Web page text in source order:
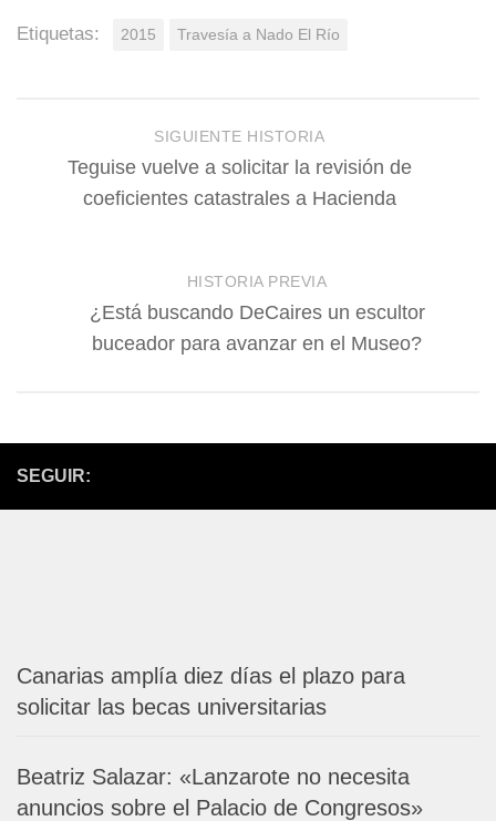
Etiquetas: 2015 Travesía a Nado El Río
SIGUIENTE HISTORIA
Teguise vuelve a solicitar la revisión de
coeficientes catastrales a Hacienda
HISTORIA PREVIA
¿Está buscando DeCaires un escultor
buceador para avanzar en el Museo?
SEGUIR:
Canarias amplía diez días el plazo para
solicitar las becas universitarias
Beatriz Salazar: «Lanzarote no necesita
anuncios sobre el Palacio de Congresos»